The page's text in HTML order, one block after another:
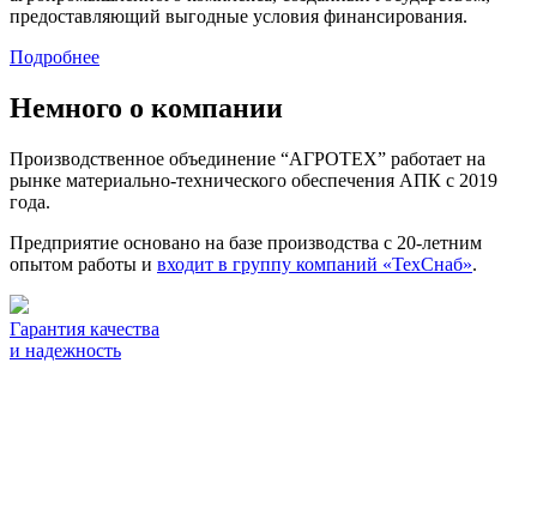
предоставляющий выгодные условия финансирования.
Подробнее
Немного о компании
Производственное объединение “АГРОТЕХ” работает на
рынке материально-технического обеспечения АПК с 2019
года.
Предприятие основано на базе производства с 20-летним
опытом работы и входит в группу компаний «ТехСнаб».
Гарантия качества
и надежность